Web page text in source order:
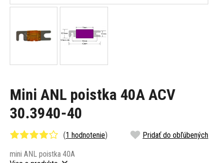
Mini ANL poistka 40A ACV
30.3940-40
(1 hodnotenie) Pridať do obľúbených
mini ANL poistka 40A